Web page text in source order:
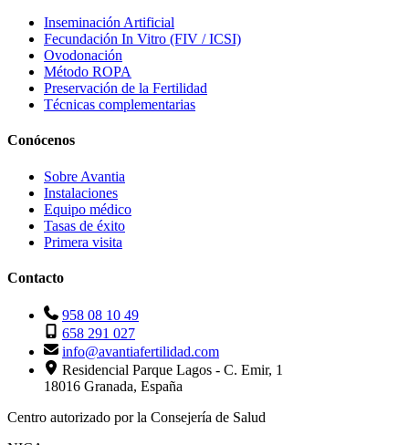
Inseminación Artificial
Fecundación In Vitro (FIV / ICSI)
Ovodonación
Método ROPA
Preservación de la Fertilidad
Técnicas complementarias
Conócenos
Sobre Avantia
Instalaciones
Equipo médico
Tasas de éxito
Primera visita
Contacto
958 08 10 49
658 291 027
info@avantiafertilidad.com
Residencial Parque Lagos - C. Emir, 1
18016 Granada, España
Centro autorizado por la Consejería de Salud